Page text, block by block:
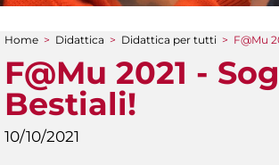
Tu sei qui
Home > Didattica > Didattica per tutti > F@Mu
F@Mu 2021 -
Bestiali!
10/10/2021